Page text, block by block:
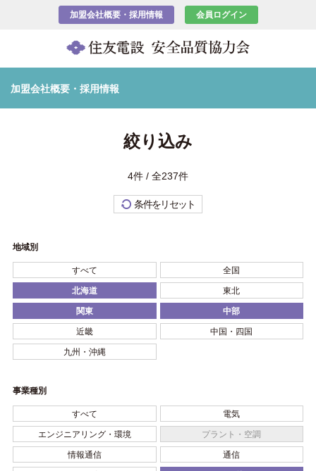
加盟会社概要・採用情報 会員ログイン
加盟会社概要・採用情報
絞り込み
4件 / 全237件
条件をリセット
地域別
すべて 全国
北海道 東北
関東 中部
近畿 中国・四国
九州・沖縄
事業種別
すべて 電気
エンジニアリング・環境 プラント・空調
情報通信 通信